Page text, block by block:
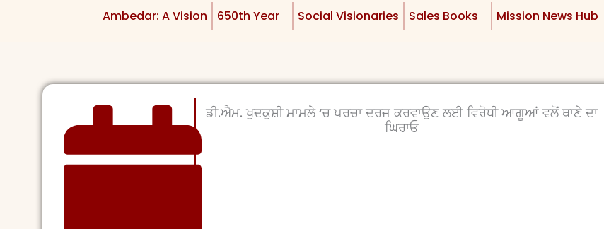
Ambedar: A Vision 650th Year Social Visionaries Sales Books Mission News Hub
ਡੀ.ਐਮ. ਖੁਦਕੁਸ਼ੀ ਮਾਮਲੇ ‘ਚ ਪਰਚਾ ਦਰਜ ਕਰਵਾਉਣ ਲਈ ਵਿਰੋਧੀ ਆਗੂਆਂ ਵਲੋਂ ਥਾਣੇ ਦਾ
ਘਿਰਾਓ